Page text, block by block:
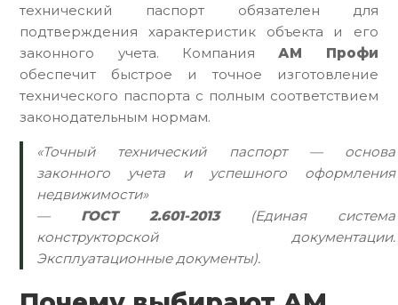
технический паспорт обязателен для
подтверждения характеристик объекта и его
законного учета. КомпанияАМ Профи
обеспечит быстрое и точное изготовление
технического паспорта с полным соответствием
законодательным нормам.
«Точный технический паспорт — основа
законного учета и успешного оформления
недвижимости»
— ГОСТ 2.601-2013(Единая система
конструкторской документации.
Эксплуатационные документы).